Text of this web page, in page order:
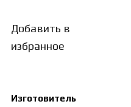
Добавить в
избранное
Изготовитель